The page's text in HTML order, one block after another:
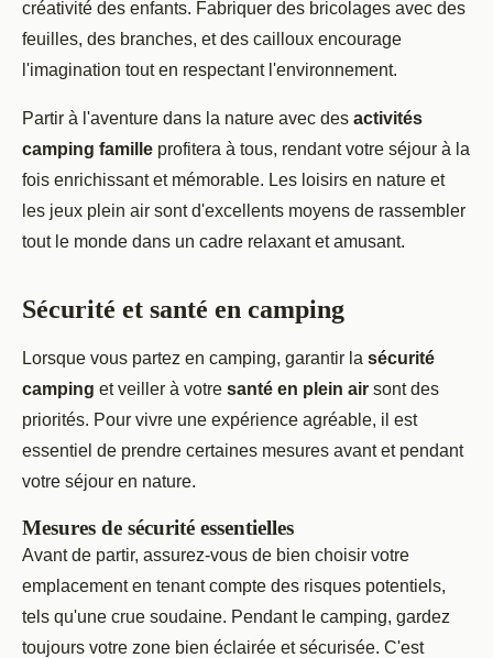
créativité des enfants. Fabriquer des bricolages avec des
feuilles, des branches, et des cailloux encourage
l'imagination tout en respectant l'environnement.
Partir à l'aventure dans la nature avec des activités
camping famille profitera à tous, rendant votre séjour à la
fois enrichissant et mémorable. Les loisirs en nature et
les jeux plein air sont d'excellents moyens de rassembler
tout le monde dans un cadre relaxant et amusant.
Sécurité et santé en camping
Lorsque vous partez en camping, garantir la sécurité
camping et veiller à votre santé en plein air sont des
priorités. Pour vivre une expérience agréable, il est
essentiel de prendre certaines mesures avant et pendant
votre séjour en nature.
Mesures de sécurité essentielles
Avant de partir, assurez-vous de bien choisir votre
emplacement en tenant compte des risques potentiels,
tels qu'une crue soudaine. Pendant le camping, gardez
toujours votre zone bien éclairée et sécurisée. C'est